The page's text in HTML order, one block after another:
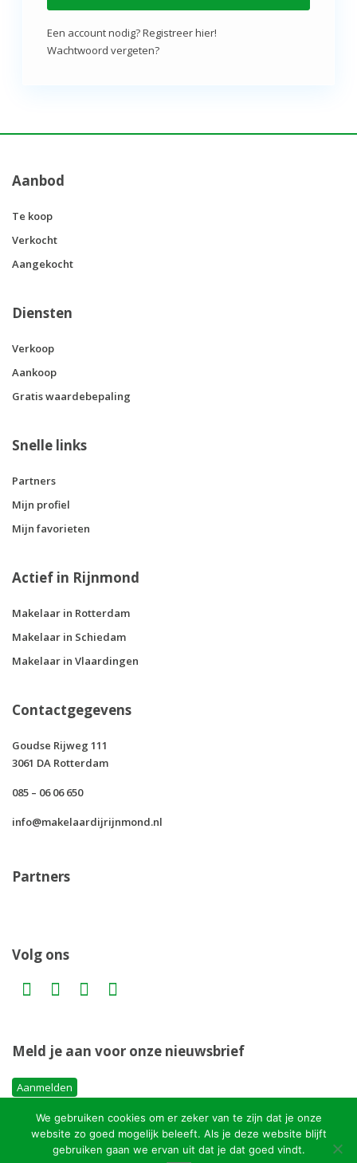
Een account nodig? Registreer hier!
Wachtwoord vergeten?
Aanbod
Te koop
Verkocht
Aangekocht
Diensten
Verkoop
Aankoop
Gratis waardebepaling
Snelle links
Partners
Mijn profiel
Mijn favorieten
Actief in Rijnmond
Makelaar in Rotterdam
Makelaar in Schiedam
Makelaar in Vlaardingen
Contactgegevens
Goudse Rijweg 111
3061 DA Rotterdam
085 – 06 06 650
info@makelaardijrijnmond.nl
Partners
Volg ons
Meld je aan voor onze nieuwsbrief
Aanmelden
Copyright MakelaardijRijnmond.nl
We gebruiken cookies om er zeker van te zijn dat je onze
website zo goed mogelijk beleeft. Als je deze website blijft
gebruiken gaan we ervan uit dat je dat goed vindt.